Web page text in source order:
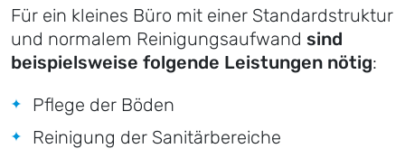
Für ein kleines Büro mit einer Standardstruktur
und normalem Reinigungsaufwand sind
beispielsweise folgende Leistungen nötig:
Pflege der Böden
Reinigung der Sanitärbereiche